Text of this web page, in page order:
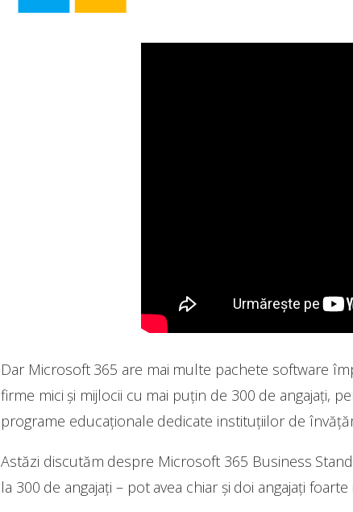
Dar Microsoft 365 are mai multe pachete software
firme mici și mijlocii cu mai puțin de 300 de angajați,
programe educaționale dedicate instituțiilor de
Astăzi discutăm despre Microsoft 365 Business
la 300 de angajați – pot avea chiar și doi angajați